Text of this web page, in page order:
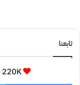
تابعنا
220K